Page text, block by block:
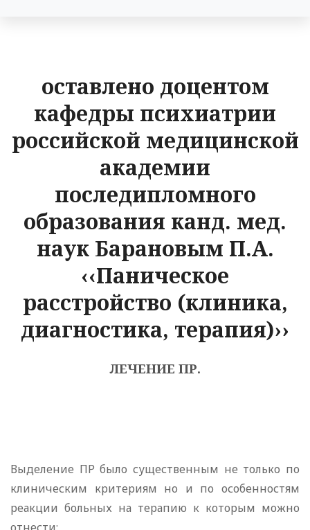
оставлено доцентом
кафедры психиатрии
российской медицинской
академии
последипломного
образования канд. мед.
наук Барановым П.А.
‹‹Паническое
расстройство (клиника,
диагностика, терапия)››
ЛЕЧЕНИЕ ПР.
Выделение ПР было существенным не только по
клиническим критериям но и по особенностям
реакции больных на терапию к которым можно